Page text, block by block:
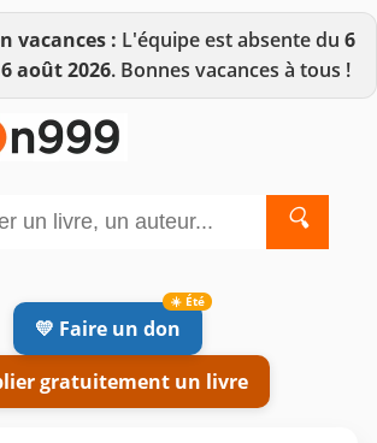
vacances : L'équipe est absente du 6
août 2026. Bonnes vacances à tous !
🔍
💛 Faire un don
gratuitement un livre